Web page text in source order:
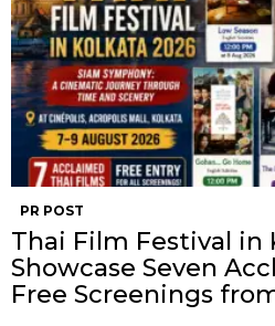
PR POST
Thai Film Festival in
Showcase Seven
Free Screenings